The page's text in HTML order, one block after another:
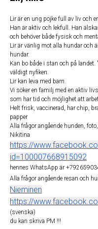
Lir är en ung pojke full av liv och
Han är aktiv och lekfull. Han
och behöver både fysisk och
Lir är vänlig mot alla hundar och
hundar.
Kan bo både i stan och på
väldigt nyfiken.
Lir kan leva med barn.
Vi söker en familj med en aktiv
som har tid och möjlighet att
Helt frisk, vaccinerad, har chip,
papper
Alla frågor angående hunden,
Nikitina
https://
id=100007668915092
hennes WhatsApp är
Alla frågor angående resan och
Nieminen
https://
(svenska)
du kan skriva PM !!!